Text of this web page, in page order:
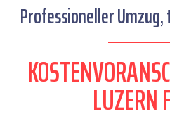
Professioneller
LUZERN